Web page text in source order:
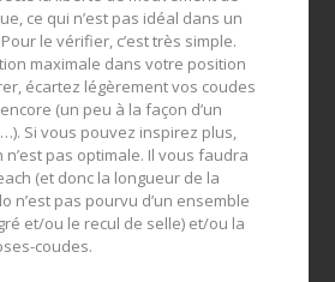
ce qui n’est pas idéal dans un
le vérifier, c’est très simple.
maximale dans votre position
écartez légèrement vos coudes
(un peu à la façon d’un
Si vous pouvez inspirez plus,
n’est pas optimale. Il vous faudra
(et donc la longueur de la
n’est pas pourvu d’un ensemble
et/ou le recul de selle) et/ou la
coudes.